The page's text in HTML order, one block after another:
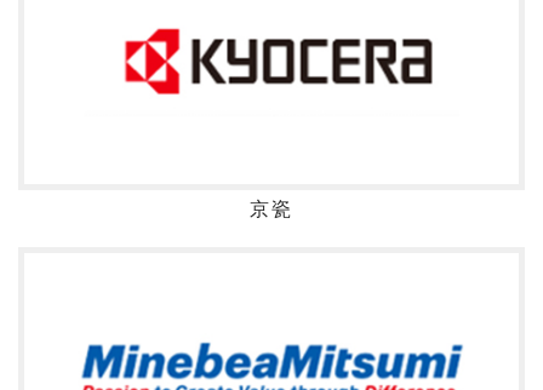
京瓷